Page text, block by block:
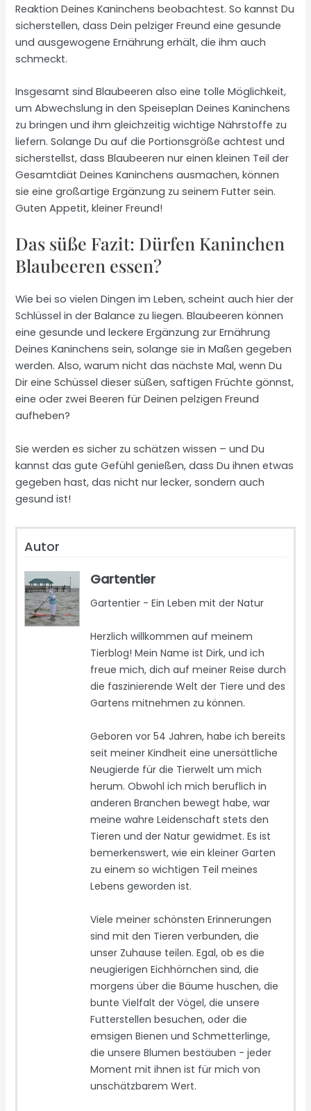
Reaktion Deines Kaninchens beobachtest. So kannst Du
sicherstellen, dass Dein pelziger Freund eine gesunde
und ausgewogene Ernährung erhält, die ihm auch
schmeckt.
Insgesamt sind Blaubeeren also eine tolle Möglichkeit,
um Abwechslung in den Speiseplan Deines Kaninchens
zu bringen und ihm gleichzeitig wichtige Nährstoffe zu
liefern. Solange Du auf die Portionsgröße achtest und
sicherstellst, dass Blaubeeren nur einen kleinen Teil der
Gesamtdiät Deines Kaninchens ausmachen, können
sie eine großartige Ergänzung zu seinem Futter sein.
Guten Appetit, kleiner Freund!
Das süße Fazit: Dürfen Kaninchen
Blaubeeren essen?
Wie bei so vielen Dingen im Leben, scheint auch hier der
Schlüssel in der Balance zu liegen. Blaubeeren können
eine gesunde und leckere Ergänzung zur Ernährung
Deines Kaninchens sein, solange sie in Maßen gegeben
werden. Also, warum nicht das nächste Mal, wenn Du
Dir eine Schüssel dieser süßen, saftigen Früchte gönnst,
eine oder zwei Beeren für Deinen pelzigen Freund
aufheben?
Sie werden es sicher zu schätzen wissen – und Du
kannst das gute Gefühl genießen, dass Du ihnen etwas
gegeben hast, das nicht nur lecker, sondern auch
gesund ist!
Autor
Gartentier
Gartentier - Ein Leben mit der Natur
Herzlich willkommen auf meinem
Tierblog! Mein Name ist Dirk, und ich
freue mich, dich auf meiner Reise durch
die faszinierende Welt der Tiere und des
Gartens mitnehmen zu können.
Geboren vor 54 Jahren, habe ich bereits
seit meiner Kindheit eine unersättliche
Neugierde für die Tierwelt um mich
herum. Obwohl ich mich beruflich in
anderen Branchen bewegt habe, war
meine wahre Leidenschaft stets den
Tieren und der Natur gewidmet. Es ist
bemerkenswert, wie ein kleiner Garten
zu einem so wichtigen Teil meines
Lebens geworden ist.
Viele meiner schönsten Erinnerungen
sind mit den Tieren verbunden, die
unser Zuhause teilen. Egal, ob es die
neugierigen Eichhörnchen sind, die
morgens über die Bäume huschen, die
bunte Vielfalt der Vögel, die unsere
Futterstellen besuchen, oder die
emsigen Bienen und Schmetterlinge,
die unsere Blumen bestäuben - jeder
Moment mit ihnen ist für mich von
unschätzbarem Wert.